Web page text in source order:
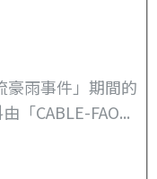
豪雨事件」期間的
「CABLE-FAO...